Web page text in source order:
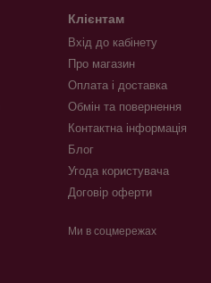
Клієнтам
Вхід до кабінету
Про магазин
Оплата і доставка
Обмін та повернення
Контактна інформація
Блог
Угода користувача
Договір оферти
Ми в соцмережах